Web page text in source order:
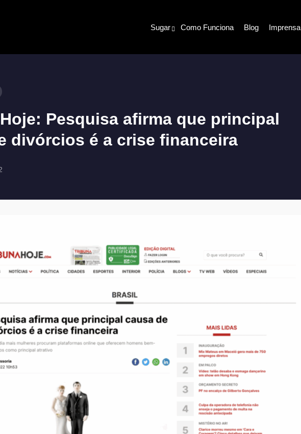
Sugar Como Funciona Blog Imprensa
Pesquisa afirma que principal
divórcios é a crise financeira